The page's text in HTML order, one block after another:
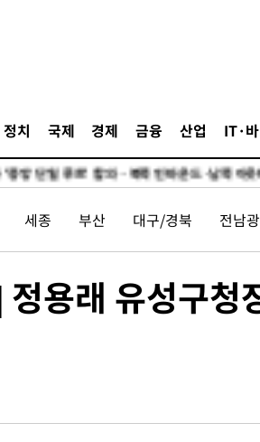
정치 국제 경제 금융 산업 IT·
AT마드리드 첫 훈련…80명 식사 대접까지(종
리, 7월에 2.3만개 순감하고 그 전 2개월 10.3만
"부동산 공급 기존 사고방식 매달리지 말고 과
"…수도권 폭염중대경보, 폭염경보로 하향
검사들, 정원 초과 시 낮은 계급 임용…희망지
더위…곳곳 소나기·강원 많은 비[내일날씨]
다영 자매, 아제르바이잔 투란VC 입단
, 7.7원 내린 1416.1원 마감
도 관측…서울, 2018년 이후 첫 40도
세종 부산 대구/경북 전남
용래 유성구청